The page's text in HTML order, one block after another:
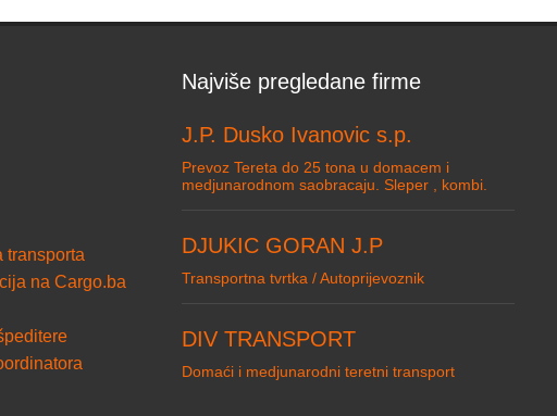
transporta
na Cargo.ba
Najviše pregledane firme
J.P. Dusko Ivanovic s.p.
Prevoz Tereta do 25 tona u domacem i
medjunarodnom saobracaju. Sleper , kombi.
DJUKIC GORAN J.P
Transportna tvrtka / Autoprijevoznik
DIV TRANSPORT
Domaći i medjunarodni teretni transport